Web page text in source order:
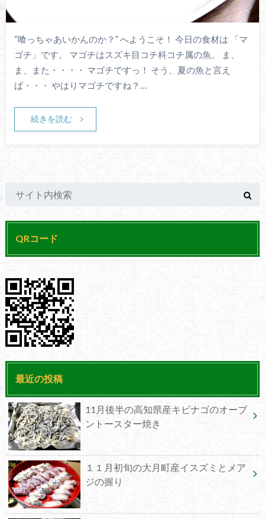
“喰っちゃあいかんのか？” へようこそ！ 今日の食材は 「マ
ゴチ」です。 マゴチはスズキ目コチ科コチ属の魚。 ま、
ま、また・・・・ マゴチですっ！ そう、夏の魚と言え
ば・・・ やはりマゴチですね？…
続きを読む
QRコード
最近の投稿
11月後半の高知県産キビナゴのオーブ
ントースター焼き
１１月初旬の大月町産イスズミとメア
ジの握り